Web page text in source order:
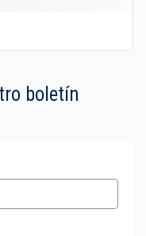
boletín